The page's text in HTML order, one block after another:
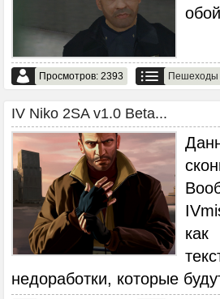
Просмотров: 2393 Пешеходы
IV Niko 2SA v1.0 Beta...
недоработки, которые